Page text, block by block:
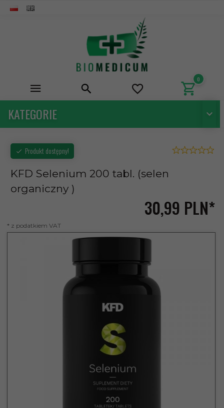
0
KATEGORIE
Produkt dostępny!
KFD Selenium 200 tabl. (selen
organiczny )
30,99 PLN*
* z podatkiem VAT